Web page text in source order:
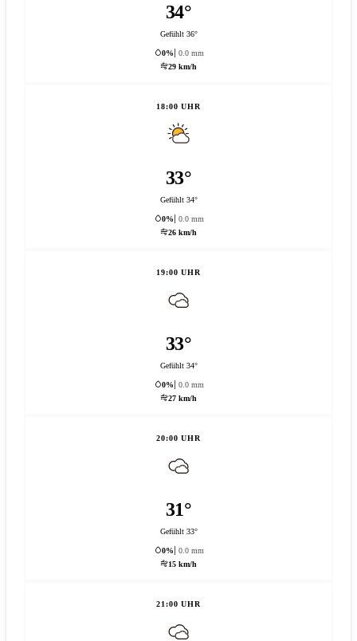
34°
Gefühlt 36°
0%
0.0 mm
29 km/h
18:00 UHR
33°
Gefühlt 34°
0%
0.0 mm
26 km/h
19:00 UHR
33°
Gefühlt 34°
0%
0.0 mm
27 km/h
20:00 UHR
31°
Gefühlt 33°
0%
0.0 mm
15 km/h
21:00 UHR